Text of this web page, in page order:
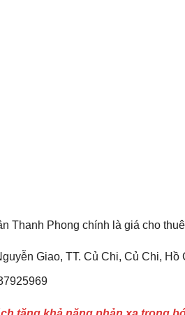
Thanh Phong chính là giá cho
Giao, TT. Củ Chi, Củ Chi, Hồ